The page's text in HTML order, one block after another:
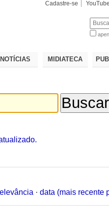
Cadastre-se YouTube
NOTÍCIAS MIDIATECA
· data (mais recente